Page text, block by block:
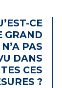
CE
GRAND
PAS
DANS
CES
?